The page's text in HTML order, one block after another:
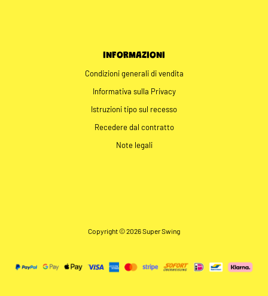
INFORMAZIONI
Condizioni generali di vendita
Informativa sulla Privacy
Istruzioni tipo sul recesso
Recedere dal contratto
Note legali
Copyright © 2026 Super Swing